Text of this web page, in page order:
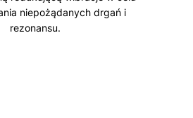
niepożądanych drgań i
rezonansu.